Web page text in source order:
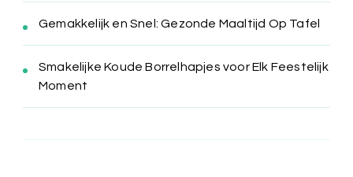
Gemakkelijk en Snel: Gezonde Maaltijd Op Tafel
Smakelijke Koude Borrelhapjes voor Elk Feestelijk
Moment